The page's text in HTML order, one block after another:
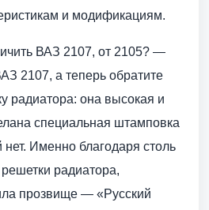
и модификациям.
ВАЗ 2107, от 2105? —
2107, а теперь обратите
радиатора: она высокая и
специальная штамповка
Именно благодаря столь
радиатора,
прозвище — «Русский